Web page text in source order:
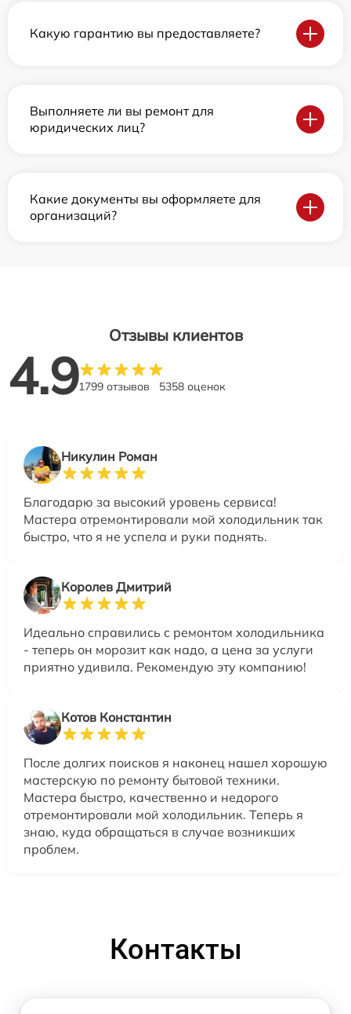
Какую гарантию вы предоставляете?
Выполняете ли вы ремонт для
юридических лиц?
Какие документы вы оформляете для
организаций?
Отзывы клиентов
4.91799 отзывов 5358 оценок
Никулин Роман
Благодарю за высокий уровень сервиса!
Мастера отремонтировали мой холодильник так
быстро, что я не успела и руки поднять.
Королев Дмитрий
Идеально справились с ремонтом холодильника
- теперь он морозит как надо, а цена за услуги
приятно удивила. Рекомендую эту компанию!
Котов Константин
После долгих поисков я наконец нашел хорошую
мастерскую по ремонту бытовой техники.
Мастера быстро, качественно и недорого
отремонтировали мой холодильник. Теперь я
знаю, куда обращаться в случае возникших
проблем.
Контакты